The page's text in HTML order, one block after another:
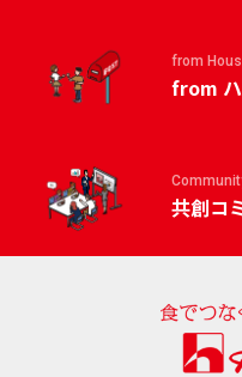
from
from
共創コ